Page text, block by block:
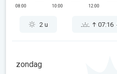
08:00 10:00 12:00
2 u 07:16
zondag